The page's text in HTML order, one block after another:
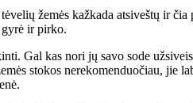
že­mės kaž­ka­da at­si­veš­tų ir
ir pir­ko.
Gal kas no­ri jų sa­vo so­de
sto­kos ne­re­ko­men­duo­čiau, jie